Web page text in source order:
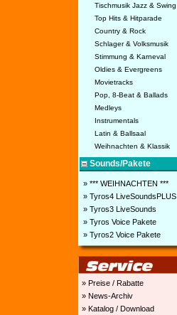
Tischmusik Jazz & Swing
Top Hits & Hitparade
Country & Rock
Schlager & Volksmusik
Stimmung & Karneval
Oldies & Evergreens
Movietracks
Pop, 8-Beat & Ballads
Medleys
Instrumentals
Latin & Ballsaal
Weihnachten & Klassik
Sounds/Pakete
» *** WEIHNACHTEN ***
» Tyros4 LiveSoundsPLUS
» Tyros3 LiveSounds
» Tyros Voice Pakete
» Tyros2 Voice Pakete
» Preise / Rabatte
» News-Archiv
» Katalog / Download